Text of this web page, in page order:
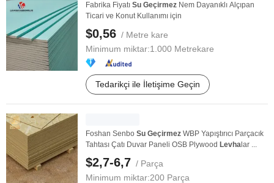
Fabrika Fiyatı Su Geçirmez Nem Dayanıklı Alçıpan
Ticari ve Konut Kullanımı için
$0,56 / Metre kare
Minimum miktar:1.000 Metrekare
Tedarikçi ile İletişime Geçin
Foshan Senbo Su Geçirmez WBP Yapıştırıcı Parçacık
Tahtası Çatı Duvar Paneli OSB Plywood Levha lar ...
$2,7-6,7 / Parça
Minimum miktar:200 Parça